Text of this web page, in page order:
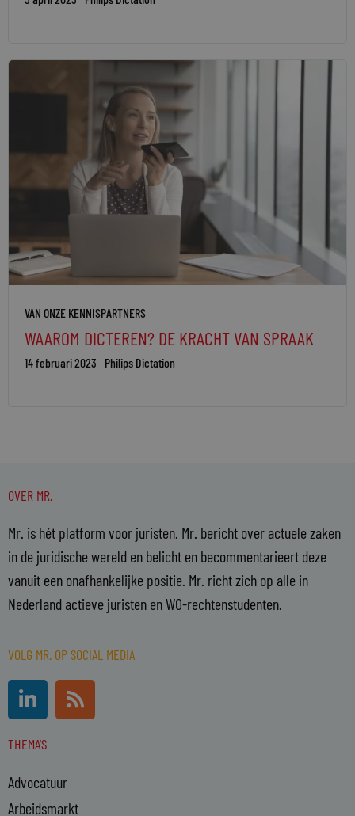
VAN ONZE KENNISPARTNERS
WAAROM DICTEREN? DE KRACHT VAN SPRAAK
14 februari 2023 Philips Dictation
OVER MR.
Mr. is hét platform voor juristen. Mr. bericht over actuele zaken
in de juridische wereld en belicht en becommentarieert deze
vanuit een onafhankelijke positie. Mr. richt zich op alle in
Nederland actieve juristen en WO-rechtenstudenten.
VOLG MR. OP SOCIAL MEDIA
L
i
n
k
d
i
R
s
s
THEMA'S
Advocatuur
Arbeidsmarkt